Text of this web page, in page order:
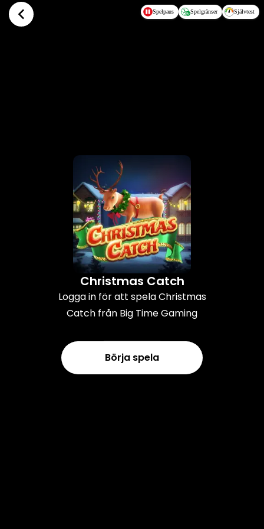
Hoppa till huvudinnehållet Spelpaus Spelgränser Självtest
Christmas Catch
Logga in för att spela Christmas
Catch från Big Time Gaming
Börja spela